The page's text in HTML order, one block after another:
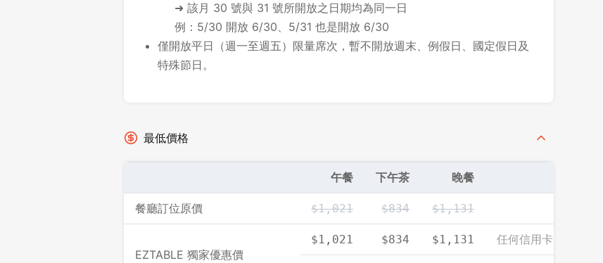
➜ 該月 30 號與 31 號所開放之日期均為同一日
例：5/30 開放 6/30、5/31 也是開放 6/30
僅開放平日（週一至週五）限量席次，暫不開放週末、例假日、國定假日及
特殊節日。
最低價格
午餐 下午茶 晚餐
餐廳訂位原價 $1,021 $834 $1,131
EZTABLE 獨家優惠價
$1,021 $834 $1,131 任何信用卡、付款方
先不要